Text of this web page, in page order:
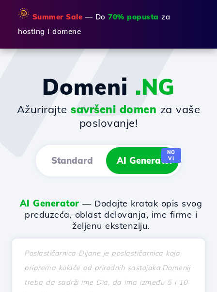
🌞 Summer Sale — Do 70% popusta za
hosting i domene
Domeni .NG
Ažurirajtesavršeni domen za vaše
poslovanje!
Standard AI Generator
NO
VI
AI Generator — Dodajte kratak opis svog
preduzeća, oblast delovanja, ime firme i
željenu ekstenziju.